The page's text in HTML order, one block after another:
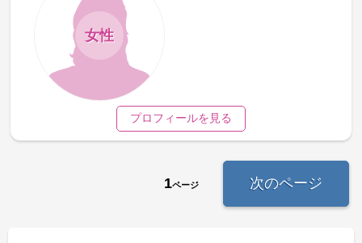
女性
プロフィールを見る
1ページ 次のページ